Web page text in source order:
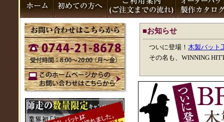
■お知らせ
ついに登場！木製バット
その名も、WINNING